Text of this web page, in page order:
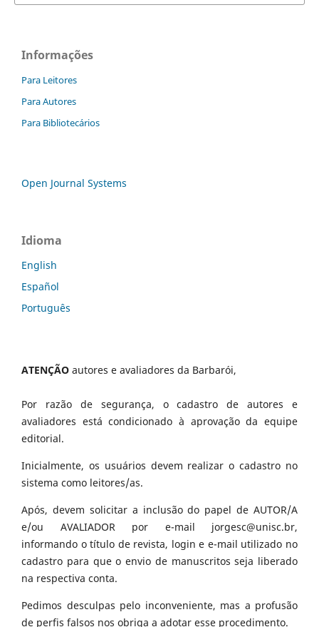
Informações
Para Leitores
Para Autores
Para Bibliotecários
Open Journal Systems
Idioma
English
Español
Português
ATENÇÃO autores e avaliadores da Barbarói,
Por razão de segurança, o cadastro de autores e
avaliadores está condicionado à aprovação da equipe
editorial.
Inicialmente, os usuários devem realizar o cadastro no
sistema como leitores/as.
Após, devem solicitar a inclusão do papel de AUTOR/A
e/ou AVALIADOR por e-mail jorgesc@unisc.br,
informando o título de revista, login e e-mail utilizado no
cadastro para que o envio de manuscritos seja liberado
na respectiva conta.
Pedimos desculpas pelo inconveniente, mas a profusão
de perfis falsos nos obriga a adotar esse procedimento.